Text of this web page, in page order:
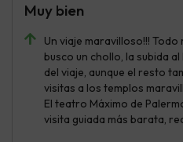
Un viaje maravilloso!!!
busco un chollo, la subida
del viaje, aunque el resto
visitas a los templos
El teatro Máximo de
visita guiada más barata,
Muy bien